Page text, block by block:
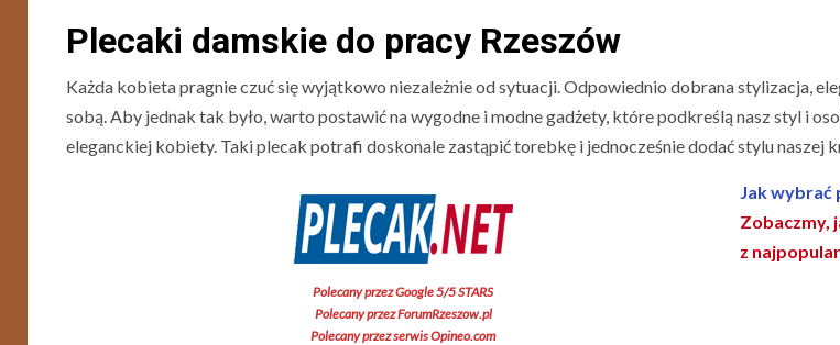
Plecaki damskie do pracy Rzeszów
Każda kobieta pragnie czuć się wyjątkowo niezależnie od sytuacji. Odpowiednio dobrana stylizacja,
sobą. Aby jednak tak było, warto postawić na wygodne i modne gadżety, które podkreślą nasz styl i
eleganckiej kobiety. Taki plecak potrafi doskonale zastąpić torebkę i jednocześnie dodać stylu naszej
Polecany przez Google 5/5 STARS
Polecany przez ForumRzeszow.pl
Polecany przez serwis Opineo.com
Jak wybrać
Zobaczmy,
z